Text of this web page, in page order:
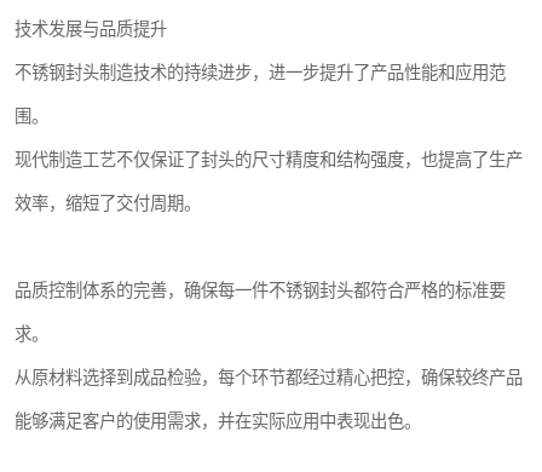
技术发展与品质提升
不锈钢封头制造技术的持续进步，进一步提升了产品性能和应用范
围。
现代制造工艺不仅保证了封头的尺寸精度和结构强度，也提高了生产
效率，缩短了交付周期。
品质控制体系的完善，确保每一件不锈钢封头都符合严格的标准要
求。
从原材料选择到成品检验，每个环节都经过精心把控，确保较终产品
能够满足客户的使用需求，并在实际应用中表现出色。